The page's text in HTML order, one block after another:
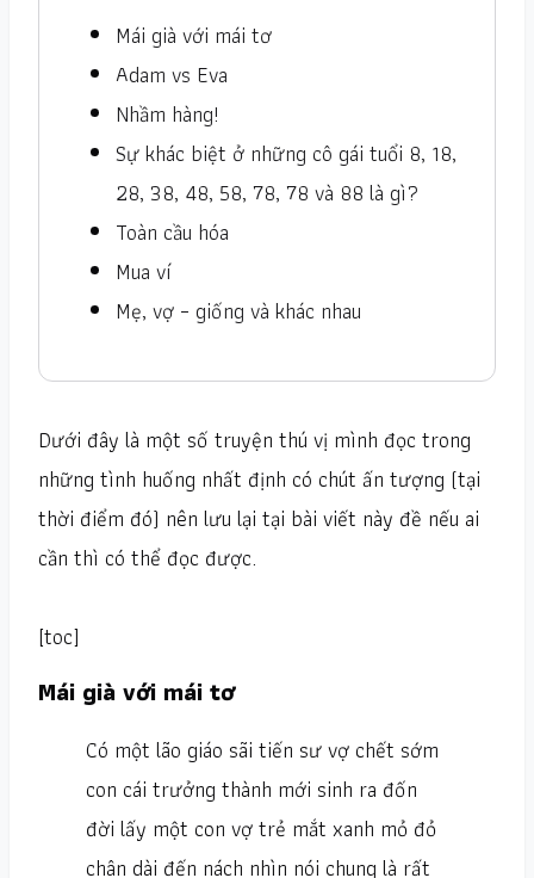
Mái già với mái tơ
Adam vs Eva
Nhầm hàng!
Sự khác biệt ở những cô gái tuổi 8, 18,
28, 38, 48, 58, 78, 78 và 88 là gì?
Toàn cầu hóa
Mua ví
Mẹ, vợ – giống và khác nhau
Dưới đây là một số truyện thú vị mình đọc trong
những tình huống nhất định có chút ấn tượng (tại
thời điểm đó) nên lưu lại tại bài viết này đề nếu ai
cần thì có thể đọc được.
[toc]
Mái già với mái tơ
Có một lão giáo sãi tiến sư vợ chết sớm
con cái trưởng thành mới sinh ra đốn
đời lấy một con vợ trẻ mắt xanh mỏ đỏ
chân dài đến nách nhìn nói chung là rất